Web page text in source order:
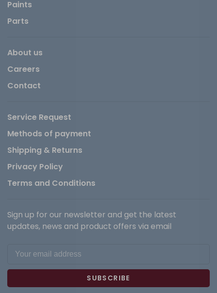
Paints
Parts
About us
Careers
Contact
Service Request
Methods of payment
Shipping & Returns
Privacy Policy
Terms and Conditions
Sign up for our newsletter and get the latest
updates, news and product offers via email
SUBSCRIBE